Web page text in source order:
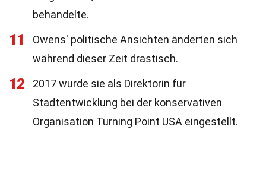
behandelte.
11
Owens' politische Ansichten änderten sich
während dieser Zeit drastisch.
12
2017 wurde sie als Direktorin für
Stadtentwicklung bei der konservativen
Organisation Turning Point USA eingestellt.